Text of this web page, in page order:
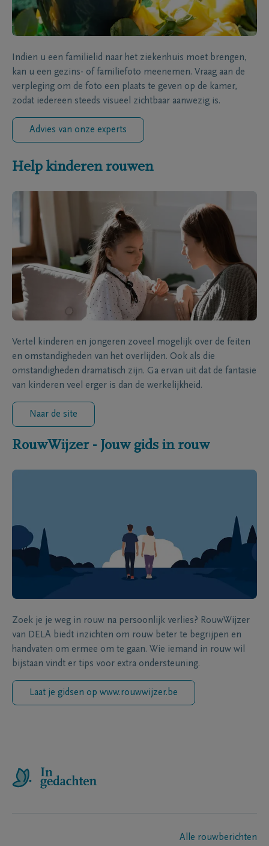
Indien u een familielid naar het ziekenhuis moet brengen,
kan u een gezins- of familiefoto meenemen. Vraag aan de
verpleging om de foto een plaats te geven op de kamer,
zodat iedereen steeds visueel zichtbaar aanwezig is.
Advies van onze experts
Help kinderen rouwen
Vertel kinderen en jongeren zoveel mogelijk over de feiten
en omstandigheden van het overlijden. Ook als die
omstandigheden dramatisch zijn. Ga ervan uit dat de fantasie
van kinderen veel erger is dan de werkelijkheid.
Naar de site
RouwWijzer - Jouw gids in rouw
Zoek je je weg in rouw na persoonlijk verlies? RouwWijzer
van DELA biedt inzichten om rouw beter te begrijpen en
handvaten om ermee om te gaan. Wie iemand in rouw wil
bijstaan vindt er tips voor extra ondersteuning.
Laat je gidsen op www.rouwwijzer.be
Alle rouwberichten